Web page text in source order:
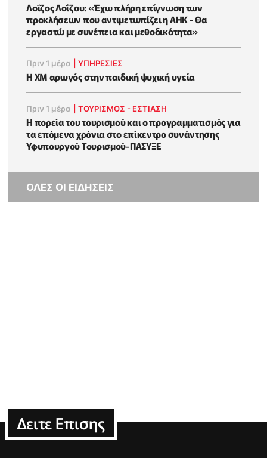
Λοΐζος Λοΐζου: «Έχω πλήρη επίγνωση των
προκλήσεων που αντιμετωπίζει η ΑΗΚ - Θα
εργαστώ με συνέπεια και μεθοδικότητα»
Πριν 1 μέρα |ΥΠΗΡΕΣΙΕΣ
Η XM αρωγός στην παιδική ψυχική υγεία
Πριν 1 μέρα |ΤΟΥΡΙΣΜΟΣ - ΕΣΤΙΑΣΗ
Η πορεία του τουρισμού και ο προγραμματισμός για
τα επόμενα χρόνια στο επίκεντρο συνάντησης
Υφυπουργού Τουρισμού-ΠΑΣΥΞΕ
ΟΛΕΣ ΟΙ ΕΙΔΗΣΕΙΣ
Δειτε Επισης